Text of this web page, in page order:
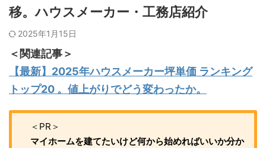
移。ハウスメーカー・工務店紹介
2025年1月15日
＜関連記事＞
【最新】2025年ハウスメーカー坪単価 ランキング
トップ20 。値上がりでどう変わったか。
＜PR＞
マイホームを建てたいけど何から始めればいいか分か